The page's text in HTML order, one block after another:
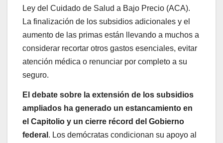
Ley del Cuidado de Salud a Bajo Precio (ACA).
La finalización de los subsidios adicionales y el
aumento de las primas están llevando a muchos a
considerar recortar otros gastos esenciales, evitar
atención médica o renunciar por completo a su
seguro.
El debate sobre la extensión de los subsidios
ampliados ha generado un estancamiento en
el Capitolio y un cierre récord del Gobierno
federal . Los demócratas condicionan su apoyo al